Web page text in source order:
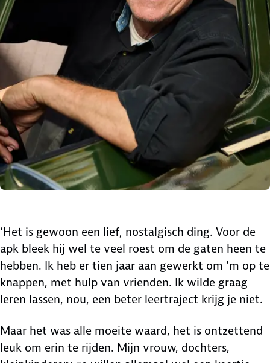
‘Het is gewoon een lief, nostalgisch ding. Voor de
apk bleek hij wel te veel roest om de gaten heen te
hebben. Ik heb er tien jaar aan gewerkt om ’m op te
knappen, met hulp van vrienden. Ik wilde graag
leren lassen, nou, een beter leertraject krijg je niet.
Maar het was alle moeite waard, het is ontzettend
leuk om erin te rijden. Mijn vrouw, dochters,